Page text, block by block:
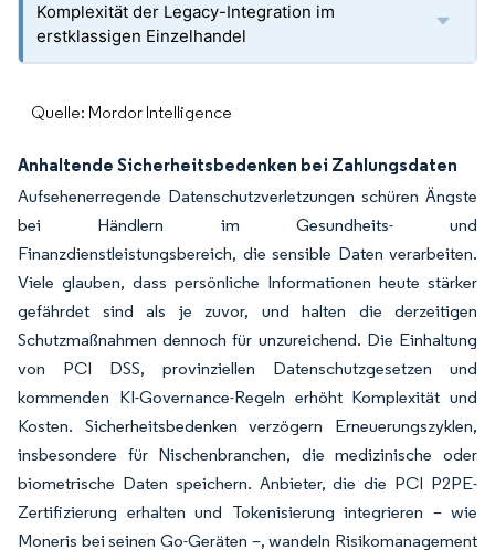
Komplexität der Legacy-Integration im
erstklassigen Einzelhandel
Quelle: Mordor Intelligence
Anhaltende Sicherheitsbedenken bei Zahlungsdaten
Aufsehenerregende Datenschutzverletzungen schüren Ängste
bei Händlern im Gesundheits- und
Finanzdienstleistungsbereich, die sensible Daten verarbeiten.
Viele glauben, dass persönliche Informationen heute stärker
gefährdet sind als je zuvor, und halten die derzeitigen
Schutzmaßnahmen dennoch für unzureichend. Die Einhaltung
von PCI DSS, provinziellen Datenschutzgesetzen und
kommenden KI-Governance-Regeln erhöht Komplexität und
Kosten. Sicherheitsbedenken verzögern Erneuerungszyklen,
insbesondere für Nischenbranchen, die medizinische oder
biometrische Daten speichern. Anbieter, die die PCI P2PE-
Zertifizierung erhalten und Tokenisierung integrieren – wie
Moneris bei seinen Go-Geräten –, wandeln Risikomanagement